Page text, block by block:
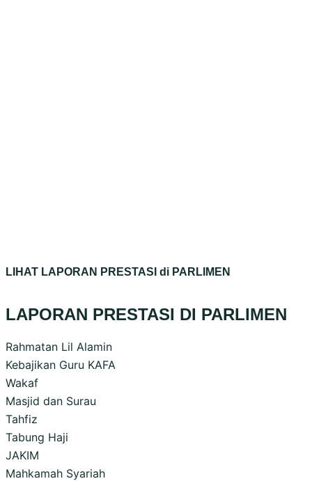
LIHAT LAPORAN PRESTASI di PARLIMEN
LAPORAN PRESTASI DI PARLIMEN
Rahmatan Lil Alamin
Kebajikan Guru KAFA
Wakaf
Masjid dan Surau
Tahfiz
Tabung Haji
JAKIM
Mahkamah Syariah